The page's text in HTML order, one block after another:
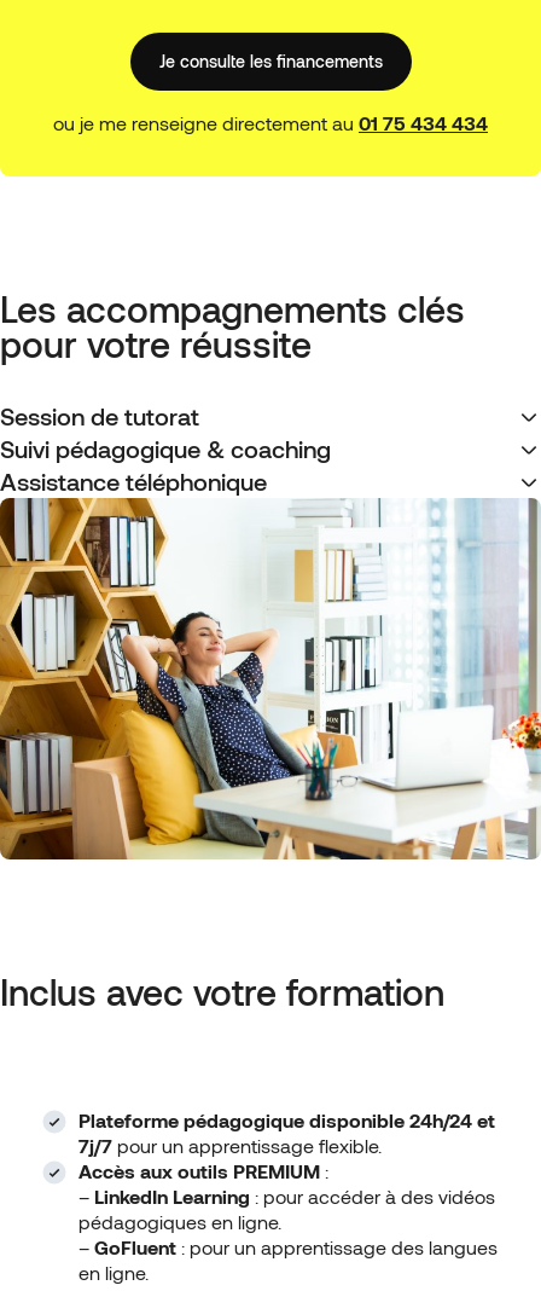
Je consulte les financements
ou je me renseigne directement au 01 75 434 434
Les accompagnements clés
pour votre réussite
Session de tutorat
Suivi pédagogique & coaching
Assistance téléphonique
Inclus avec votre formation
Plateforme pédagogique disponible 24h/24 et
7j/7 pour un apprentissage flexible.
Accès aux outils PREMIUM :
– LinkedIn Learning : pour accéder à des vidéos
pédagogiques en ligne.
–GoFluent : pour un apprentissage des langues
en ligne.